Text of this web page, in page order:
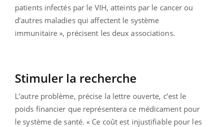
patients infectés par le VIH, atteints par le cancer ou
d’autres maladies qui affectent le système
immunitaire », précisent les deux associations.
Stimuler la recherche
L’autre problème, précise la lettre ouverte, c’est le
poids financier que représentera ce médicament pour
le système de santé. « Ce coût est injustifiable pour les